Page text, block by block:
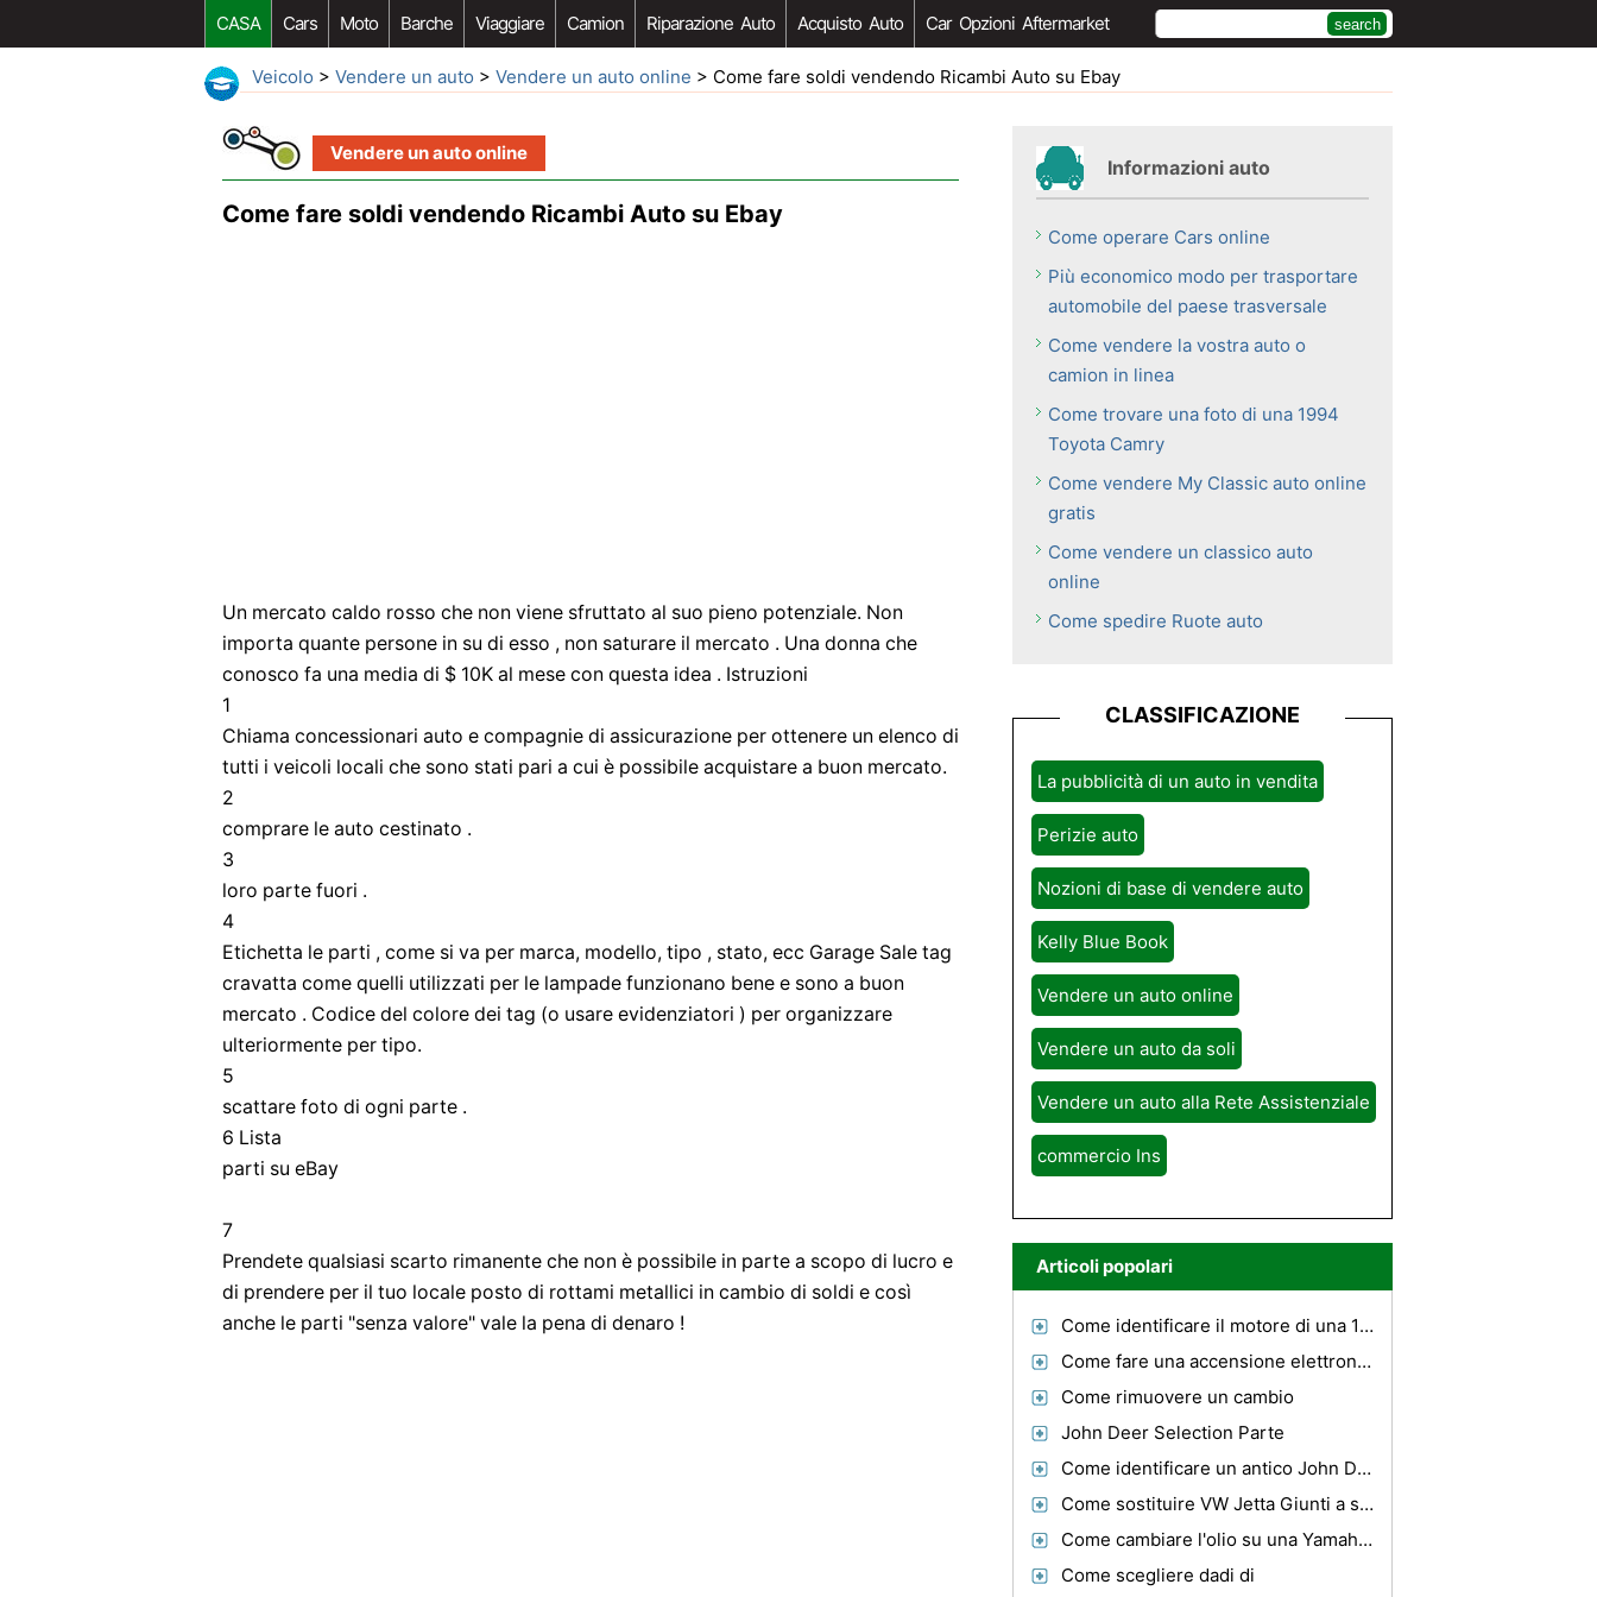
CASA Cars Moto Barche Viaggiare Camion Riparazione Auto Acquisto Auto Car Opzioni Aftermarket
Veicolo > Vendere un auto > Vendere un auto online > Come fare soldi vendendo Ricambi Auto su Ebay
Vendere un auto online
Come fare soldi vendendo Ricambi Auto su Ebay
Un mercato caldo rosso che non viene sfruttato al suo pieno potenziale. Non
importa quante persone in su di esso , non saturare il mercato . Una donna che
conosco fa una media di $ 10K al mese con questa idea . Istruzioni
1
Chiama concessionari auto e compagnie di assicurazione per ottenere un elenco di
tutti i veicoli locali che sono stati pari a cui è possibile acquistare a buon mercato.
2
comprare le auto cestinato .
3
loro parte fuori .
4
Etichetta le parti , come si va per marca, modello, tipo , stato, ecc Garage Sale tag
cravatta come quelli utilizzati per le lampade funzionano bene e sono a buon
mercato . Codice del colore dei tag (o usare evidenziatori ) per organizzare
ulteriormente per tipo.
5
scattare foto di ogni parte .
6 Lista
parti su eBay
7
Prendete qualsiasi scarto rimanente che non è possibile in parte a scopo di lucro e
di prendere per il tuo locale posto di rottami metallici in cambio di soldi e così
anche le parti "senza valore" vale la pena di denaro !
Informazioni auto
Come operare Cars online
Più economico modo per trasportare
automobile del paese trasversale
Come vendere la vostra auto o
camion in linea
Come trovare una foto di una 1994
Toyota Camry
Come vendere My Classic auto online
gratis
Come vendere un classico auto
online
Come spedire Ruote auto
CLASSIFICAZIONE
La pubblicità di un auto in vendita
Perizie auto
Nozioni di base di vendere auto
Kelly Blue Book
Vendere un auto online
Vendere un auto da soli
Vendere un auto alla Rete Assistenziale
commercio Ins
Articoli popolari
Come identificare il motore di una 1990 F150
Come fare una accensione elettronica
Come rimuovere un cambio
John Deer Selection Parte
Come identificare un antico John Deere
Come sostituire VW Jetta Giunti a sfera
Come cambiare l'olio su una Yamaha 2006 Road Star 1700
Come scegliere dadi di